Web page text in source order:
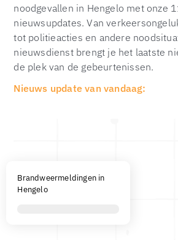
noodgevallen in Hengelo met onze
nieuwsupdates. Van
tot politieacties en andere
nieuwsdienst brengt je het laatste
de plek van de gebeurtenissen.
Nieuws update van vandaag:
Brandweermeldingen in
Hengelo